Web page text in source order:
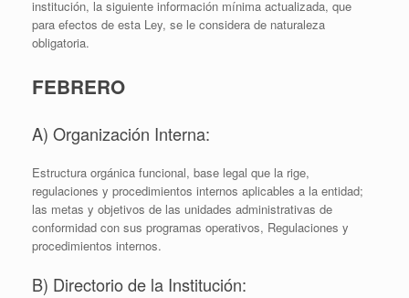
institución, la siguiente información mínima actualizada, que
para efectos de esta Ley, se le considera de naturaleza
obligatoria.
FEBRERO
A) Organización Interna:
Estructura orgánica funcional, base legal que la rige,
regulaciones y procedimientos internos aplicables a la entidad;
las metas y objetivos de las unidades administrativas de
conformidad con sus programas operativos, Regulaciones y
procedimientos internos.
B) Directorio de la Institución: